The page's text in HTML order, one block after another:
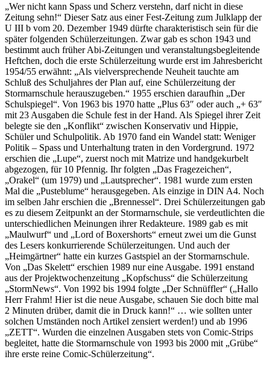
„Wer nicht kann Spass und Scherz verstehn, darf nicht in diese
Zeitung sehn!“ Dieser Satz aus einer Fest-Zeitung zum Julklapp der
U III b vom 20. Dezember 1949 dürfte charakteristisch sein für die
später folgenden Schülerzeitungen. Zwar gab es schon 1943 und
bestimmt auch früher Abi-Zeitungen und veranstaltungsbegleitende
Heftchen, doch die erste Schülerzeitung wurde erst im Jahresbericht
1954/55 erwähnt: „Als vielversprechende Neuheit tauchte am
Schluß des Schuljahres der Plan auf, eine Schülerzeitung der
Stormarnschule herauszugeben.“ 1955 erschien daraufhin „Der
Schulspiegel“. Von 1963 bis 1970 hatte „Plus 63″ oder auch „+ 63″
mit 23 Ausgaben die Schule fest in der Hand. Als Spiegel ihrer Zeit
belegte sie den „Konflikt“ zwischen Konservativ und Hippie,
Schüler und Schulpolitik. Ab 1970 fand ein Wandel statt: Weniger
Politik – Spass und Unterhaltung traten in den Vordergrund. 1972
erschien die „Lupe“, zuerst noch mit Matrize und handgekurbelt
abgezogen, für 10 Pfennig. Ihr folgten „Das Fragezeichen“,
„Orakel“ (um 1979) und „Lautsprecher“. 1981 wurde zum ersten
Mal die „Pusteblume“ herausgegeben. Als einzige in DIN A4. Noch
im selben Jahr erschien die „Brennessel“. Drei Schülerzeitungen gab
es zu diesem Zeitpunkt an der Stormarnschule, sie verdeutlichten die
unterschiedlichen Meinungen ihrer Redakteure. 1989 gab es mit
„Maulwurf“ und „Lord of Boxershorts“ erneut zwei um die Gunst
des Lesers konkurrierende Schülerzeitungen. Und auch der
„Heimgärtner“ hatte ein kurzes Gastspiel an der Stormarnschule.
Von „Das Skelett“ erschien 1989 nur eine Ausgabe. 1991 enstand
aus der Projektwochenzeitung „Kopfschuss“ die Schülerzeitung
„StormNews“. Von 1992 bis 1994 folgte „Der Schnüffler“ („Hallo
Herr Frahm! Hier ist die neue Ausgabe, schauen Sie doch bitte mal
2 Minuten drüber, damit die in Druck kann!“ … wie sollten unter
solchen Umständen noch Artikel zensiert werden!) und ab 1996
„ZETT“. Wurden die einzelnen Ausgaben stets von Comic-Strips
begleitet, hatte die Stormarnschule von 1993 bis 2000 mit „Grübe“
ihre erste reine Comic-Schülerzeitung“.